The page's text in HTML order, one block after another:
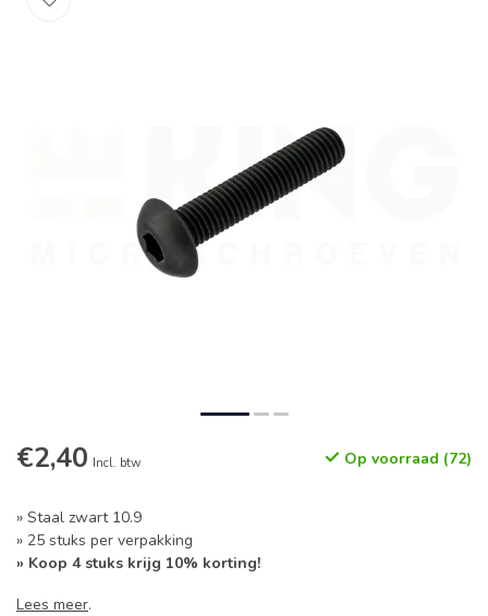
€2,40 Incl. btw Op voorraad (72)
» Staal zwart 10.9
» 25 stuks per verpakking
» Koop 4 stuks krijg 10% korting!
Lees meer.